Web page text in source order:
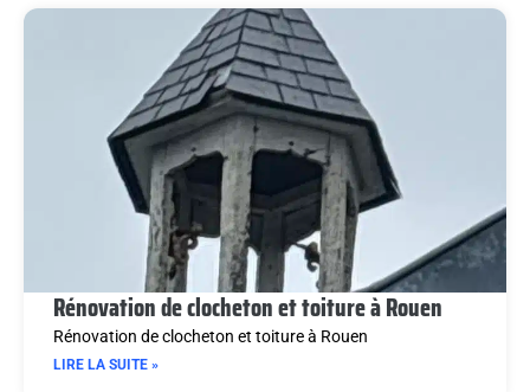
Rénovation de clocheton et toiture à Rouen
Rénovation de clocheton et toiture à Rouen
LIRE LA SUITE »